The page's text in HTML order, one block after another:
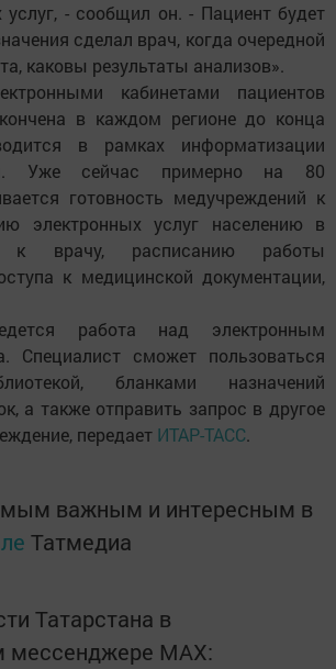
услуг, - сообщил он. - Пациент будет
сделал врач, когда очередной
каковы результаты анализов».
кабинетами пациентов
в каждом регионе до конца
в рамках информатизации
Уже сейчас примерно на 80
готовность медучреждений к
электронных услуг населению в
к врачу, расписанию работы
к медицинской документации,
работа над электронным
Специалист сможет пользоваться
бланками назначений
а также отправить запрос в другое
передает ИТАР-ТАСС.
важным и интересным в
Татмедиа
Татарстана в
мессенджере MАХ: